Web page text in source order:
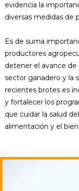
evidencia la
diversas medidas de
Es de suma
productores
detener el avance
sector ganadero y la
recientes brotes es
y fortalecer los
que cuidar la salud
alimentación y el